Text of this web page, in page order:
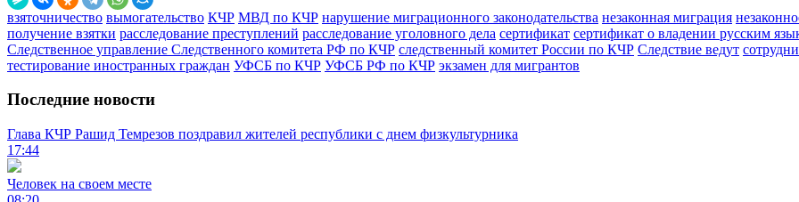
взяточничество вымогательство КЧР МВД по КЧР нарушение миграционного законодательства незаконная миграция
получение взятки расследование преступлений расследование уголовного дела сертификат сертификат о владении русским
Следственное управление Следственного комитета РФ по КЧР следственный комитет России по КЧР Следствие ведут
тестирование иностранных граждан УФСБ по КЧР УФСБ РФ по КЧР экзамен для мигрантов
Последние новости
Глава КЧР Рашид Темрезов поздравил жителей республики с днем физкультурника
17:44
Человек на своем месте